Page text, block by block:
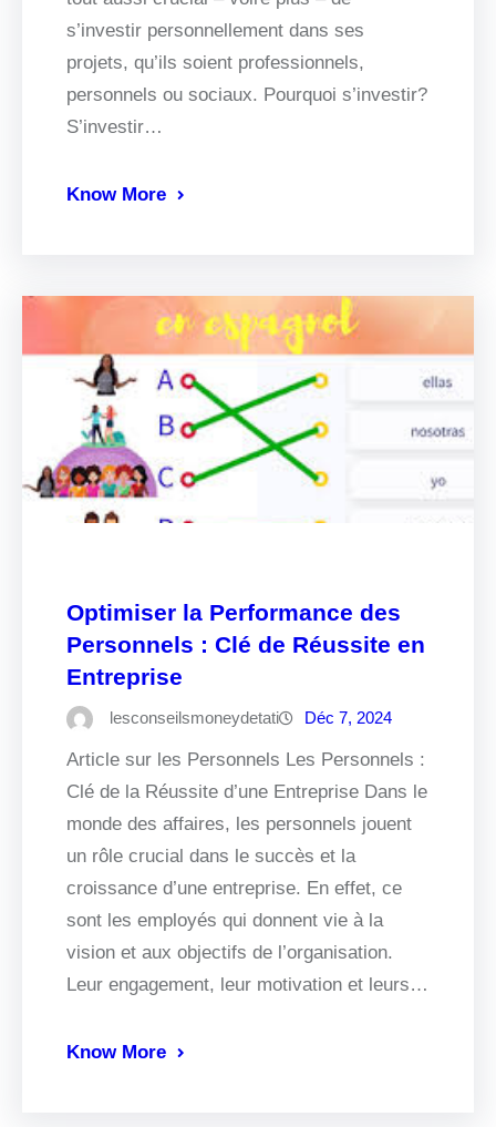
s’investir personnellement dans ses
projets, qu’ils soient professionnels,
personnels ou sociaux. Pourquoi s’investir?
S’investir…
Know More
Optimiser la Performance des
Personnels : Clé de Réussite en
Entreprise
lesconseilsmoneydetati Déc 7, 2024
Article sur les Personnels Les Personnels :
Clé de la Réussite d’une Entreprise Dans le
monde des affaires, les personnels jouent
un rôle crucial dans le succès et la
croissance d’une entreprise. En effet, ce
sont les employés qui donnent vie à la
vision et aux objectifs de l’organisation.
Leur engagement, leur motivation et leurs…
Know More